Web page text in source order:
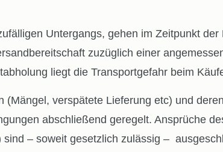
Untergangs, gehen im Zeitpunkt
zuzüglich einer
liegt die Transportgefahr beim
verspätete Lieferung etc) und
abschließend geregelt. Ansprüche
– soweit gesetzlich zulässig –